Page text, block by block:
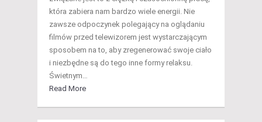
która zabiera nam bardzo wiele energii. Nie
zawsze odpoczynek polegający na oglądaniu
filmów przed telewizorem jest wystarczającym
sposobem na to, aby zregenerować swoje ciało
i niezbędne są do tego inne formy relaksu.
Świetnym…
Read More